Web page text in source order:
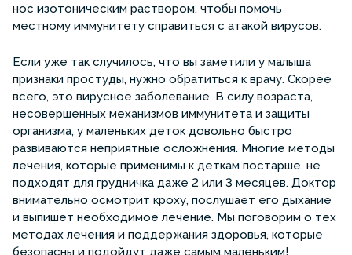
нос изотоническим раствором, чтобы помочь
местному иммунитету справиться с атакой вирусов.
Если уже так случилось, что вы заметили у малыша
признаки простуды, нужно обратиться к врачу. Скорее
всего, это вирусное заболевание. В силу возраста,
несовершенных механизмов иммунитета и защиты
организма, у маленьких деток довольно быстро
развиваются неприятные осложнения. Многие методы
лечения, которые применимы к деткам постарше, не
подходят для грудничка даже 2 или 3 месяцев. Доктор
внимательно осмотрит кроху, послушает его дыхание
и выпишет необходимое лечение. Мы поговорим о тех
методах лечения и поддержания здоровья, которые
безопасны и подойдут даже самым маленьким!